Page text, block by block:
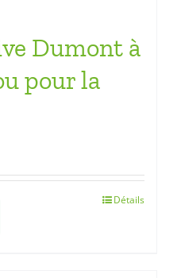
Dumont à
pour la
Détails